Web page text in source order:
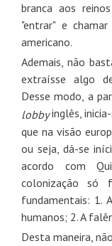
branca aos
"entrar" e
americano.
Ademais, não
extraísse algo
Desse modo, a
lobbyinglês,
que na visão
ou seja, dá-se
acordo com
colonização só
fundamentais: 1.
humanos; 2. A
Desta maneira,